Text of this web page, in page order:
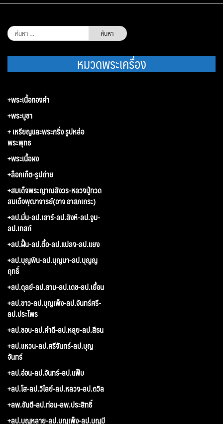
ค้นหา
สำหรับ:
หมวดพระเครื่อง
+พระเนื้อทองคำ
+พระบูชา
+ เหรียญและพระกริ่ง รูปหล่อ
พระพุทธ
+พระเนื้อผง
+ล็อกเก็ต-รูปถ่าย
+สมเด็จพระญาณสังวร-หลวงปู่ทวด
สมเด็จพุฒาจารย์(อาจ อาสภเถระ)
+ลป.มั่น-ลป.เสาร์-ลป.สิงห์-ลป.จูม-
ลป.เทสก์
+ลป.ฝั้น-ลป.ตื้อ-ลป.แปลง-ลป.แยง
+ลป.บุญพิน-ลป.บุญมา-ลป.บุญญ
ฤทธิ์
+ลป.ดุลย์-ลป.สาม-ลป.เดช-ลป.เยื้อน
+ลป.ขาว-ลป.บุญเพ็ง-ลป.จันทร์ศรี-
ลป.ประไพร
+ลป.ชอบ-ลป.คำดี-ลป.หลุย-ลป.สีธน
+ลป.แหวน-ลป.ศรีจันทร์-ลป.บุญ
จันทร์
+ลป.อ่อน-ลป.จันทร์-ลป.แฟ็บ
+ลป.โส-ลป.วิไลย์-ลป.หลวง-ลป.ถวิล
+ลพ.ขันตี-ลป.ท่อน-ลพ.ประสิทธิ์
+ลป.บุญหลาย-ลป.บุญเพ็ง-ลป.บุญมี